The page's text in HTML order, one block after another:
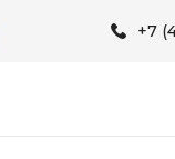
+7